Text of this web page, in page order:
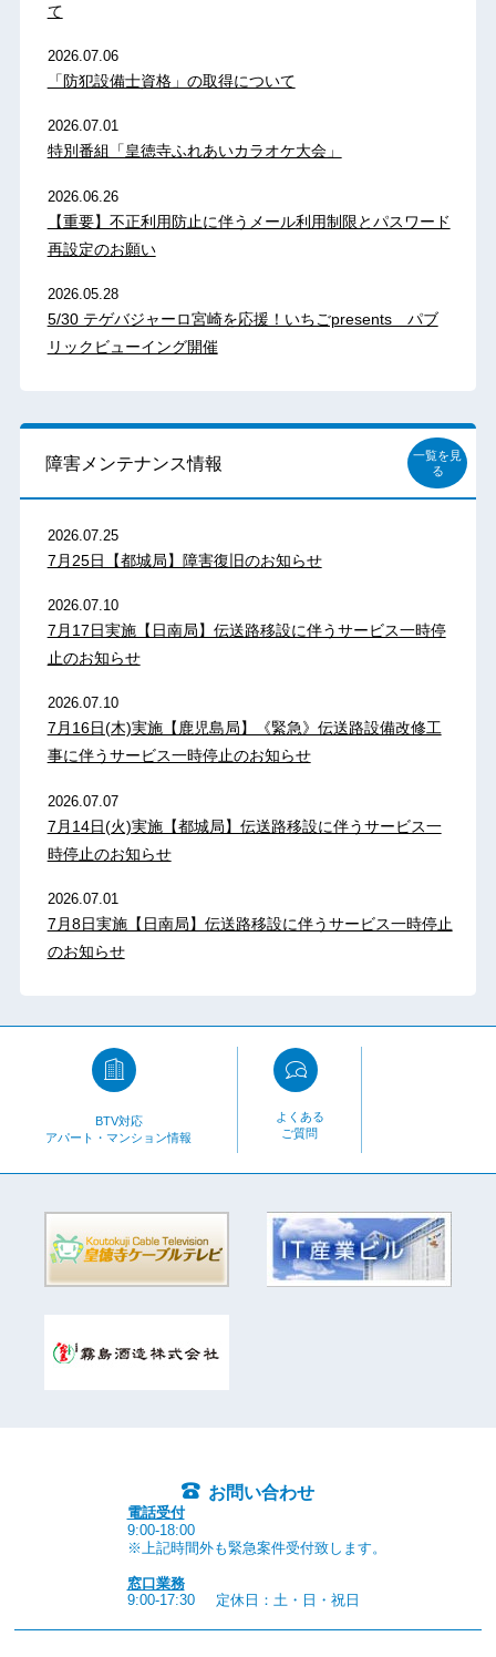
て
2026.07.06
「防犯設備士資格」の取得について
2026.07.01
特別番組「皇徳寺ふれあいカラオケ大会」
2026.06.26
【重要】不正利用防止に伴うメール利用制限とパスワード
再設定のお願い
2026.05.28
5/30 テゲバジャーロ宮崎を応援！いちごpresents パブ
リックビューイング開催
障害メンテナンス情報
一覧を見
る
2026.07.25
7月25日【都城局】障害復旧のお知らせ
2026.07.10
7月17日実施【日南局】伝送路移設に伴うサービス一時停
止のお知らせ
2026.07.10
7月16日(木)実施【鹿児島局】《緊急》伝送路設備改修工
事に伴うサービス一時停止のお知らせ
2026.07.07
7月14日(火)実施【都城局】伝送路移設に伴うサービス一
時停止のお知らせ
2026.07.01
7月8日実施【日南局】伝送路移設に伴うサービス一時停止
のお知らせ
BTV対応
アパート・マンション情報
よくある
ご質問
お問い合わせ
電話受付
9:00-18:00
※上記時間外も緊急案件受付致します。
窓口業務
9:00-17:30
定休日：土・日・祝日